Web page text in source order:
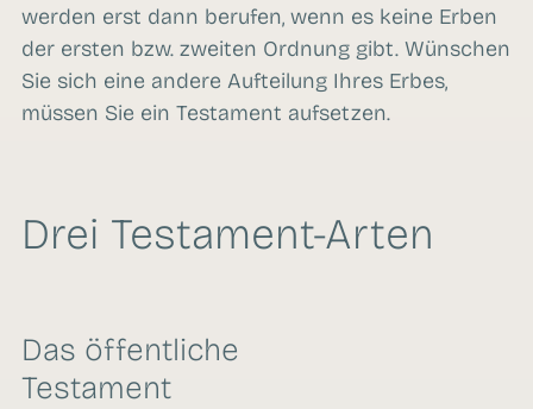
werden erst dann berufen, wenn es keine Erben
der ersten bzw. zweiten Ordnung gibt. Wünschen
Sie sich eine andere Aufteilung Ihres Erbes,
müssen Sie ein Testament aufsetzen.
Drei Testament-Arten
Das öffentliche
Testament